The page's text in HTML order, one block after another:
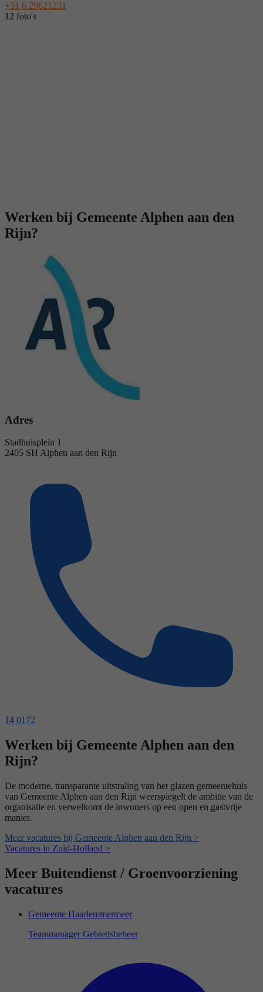
+31 6 29621231
12 foto's
Werken bij Gemeente Alphen aan den
Rijn?
Adres
Stadhuisplein 1
2405 SH Alphen aan den Rijn
14 0172
Werken bij Gemeente Alphen aan den
Rijn?
De moderne, transparante uitstraling van het glazen gemeentehuis
van Gemeente Alphen aan den Rijn weerspiegelt de ambitie van de
organisatie en verwelkomt de inwoners op een open en gastvrije
manier.
Meer vacatures bij Gemeente Alphen aan den Rijn >
Vacatures in Zuid-Holland >
Meer Buitendienst / Groenvoorziening
vacatures
Gemeente Haarlemmermeer
Teammanager Gebiedsbeheer